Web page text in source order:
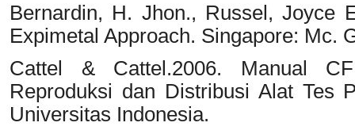
Bernardin, H. Jhon., Russel, Joyce
Expimetal Approach. Singapore: Mc.
Cattel & Cattel.2006. Manual
Reproduksi dan Distribusi Alat Tes
Universitas Indonesia.